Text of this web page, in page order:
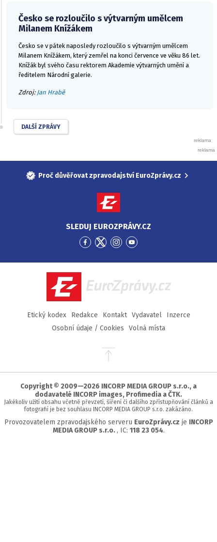
Česko se rozloučilo s výtvarným umělcem
Milanem Knížákem
Česko se v pátek naposledy rozloučilo s výtvarným umělcem
Milanem Knížákem, který zemřel na konci července ve věku 86 let.
Knížák byl svého času rektorem Akademie výtvarných umění a
ředitelem Národní galerie.
Zdroj: Jan Hrabě
DALŠÍ ZPRÁVY
Proč důvěřovat zpravodajství EuroZprávy.cz
SLEDUJ EUROZPRÁVY.CZ
Přejít
Facebook
Přejít
Twitter
Přejít
Instagram
Přejít
YouTube
EuroZprávy.cz
Etický kodex Redakce Kontakt Vydavatel
Inzerce
Osobní údaje / Cookies
Volná místa
Přejít
stránky
Copyright © 2009—2026 INCORP MEDIA GROUP s.r.o., a
dodavatelé INCORP images, Profimedia a ČTK.
Jakékoliv užití obsahu včetně převzetí, šíření či dalšího zpřístupňování článků a
fotografií je bez souhlasu INCORP MEDIA GROUP s.r.o. zakázáno.
Provozovatelem zpravodajského serveru EuroZprávy.cz je INCORP
MEDIA GROUP s.r.o. , IC: 118 23 054.